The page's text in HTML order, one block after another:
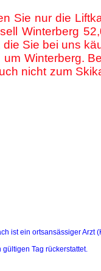
Sie nur die
Winterberg
Sie bei uns
Winterberg.
nicht zum
ist ein ortsansässiger Arzt
Tag rückerstattet.